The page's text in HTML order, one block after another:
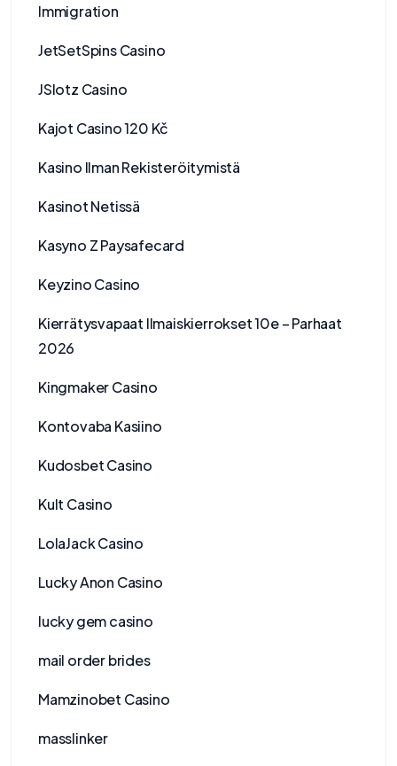
Immigration
JetSetSpins Casino
JSlotz Casino
Kajot Casino 120 Kč
Kasino Ilman Rekisteröitymistä
Kasinot Netissä
Kasyno Z Paysafecard
Keyzino Casino
Kierrätysvapaat Ilmaiskierrokset 10e – Parhaat
2026
Kingmaker Casino
Kontovaba Kasiino
Kudosbet Casino
Kult Casino
LolaJack Casino
Lucky Anon Casino
lucky gem casino
mail order brides
Mamzinobet Casino
masslinker